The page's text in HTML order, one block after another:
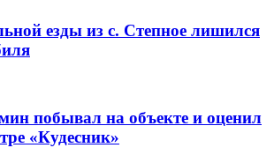
езды из с. Степное лишился
побывал на объекте и оценил
«Кудесник»